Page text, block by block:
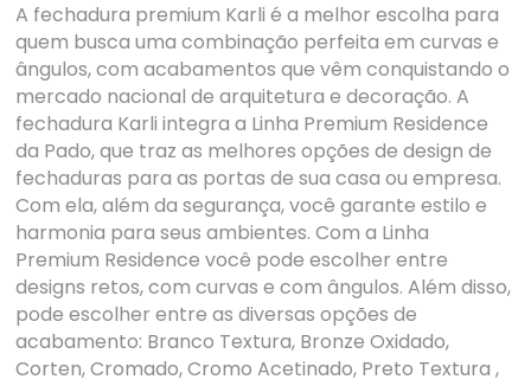
A fechadura premium Karli é a melhor escolha para
quem busca uma combinação perfeita em curvas e
ângulos, com acabamentos que vêm conquistando o
mercado nacional de arquitetura e decoração. A
fechadura Karli integra a Linha Premium Residence
da Pado, que traz as melhores opções de design de
fechaduras para as portas de sua casa ou empresa.
Com ela, além da segurança, você garante estilo e
harmonia para seus ambientes. Com a Linha
Premium Residence você pode escolher entre
designs retos, com curvas e com ângulos. Além disso,
pode escolher entre as diversas opções de
acabamento: Branco Textura, Bronze Oxidado,
Corten, Cromado, Cromo Acetinado, Preto Textura ,